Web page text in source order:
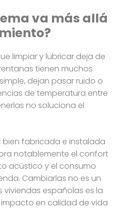
va más allá
limpiar y lubricar deja de
tienen muchos
dejan pasar ruido o
de temperatura entre
no soluciona el
bien fabricada e instalada
notablemente el confort
acústico y el consumo
Cambiarlas no es un
viviendas españolas es la
en calidad de vida